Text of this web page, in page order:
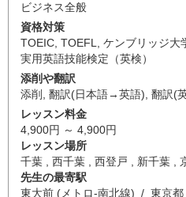
ビジネス全般
資格対策
TOEIC TOEFL ケンブリッジ大
実用英語技能検定（英検）
添削や翻訳
添削
翻訳(日本語→英語) 翻訳(
レッスン料金
4,900円 ～ 4,900円
レッスン場所
千葉 , 西千葉 , 西登戸 , 新千葉 ,
先生の最寄駅
東大前 (メトロ-南北線) / 東京都